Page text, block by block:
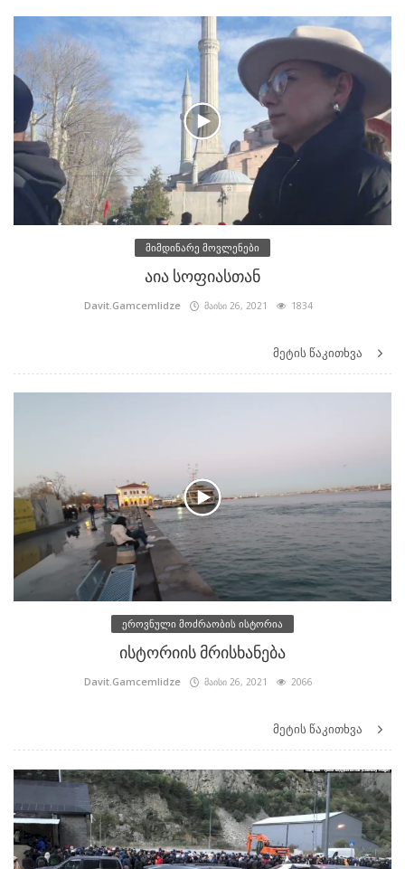
მიმდინარე მოვლენები
აია სოფიასთან
Davit.Gamcemlidze მაისი 26, 2021 1834
მეტის წაკითხვა
ეროვნული მოძრაობის ისტორია
ისტორიის მრისხანება
Davit.Gamcemlidze მაისი 26, 2021 2066
მეტის წაკითხვა